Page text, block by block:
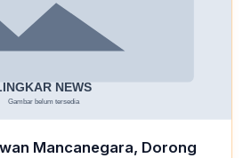
Mancanegara, Dorong